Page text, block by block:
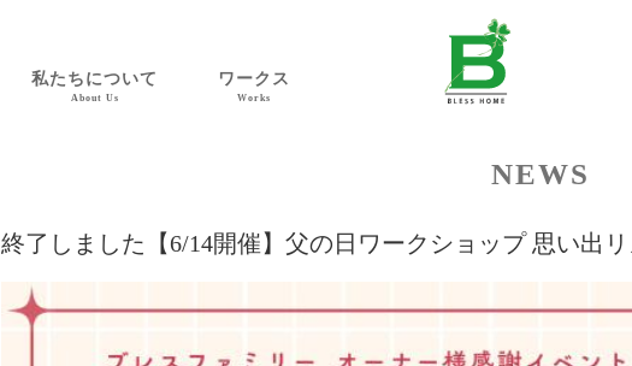
私たちについて
About Us
ワークス
Works
NEWS
終了しました【6/14開催】父の日ワークショップ 思い出